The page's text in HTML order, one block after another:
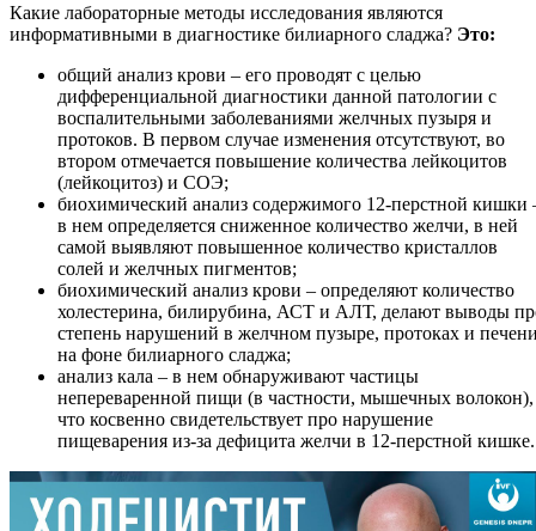
Какие лабораторные методы исследования являются
информативными в диагностике билиарного сладжа? Это:
общий анализ крови – его проводят с целью
дифференциальной диагностики данной патологии с
воспалительными заболеваниями желчных пузыря и
протоков. В первом случае изменения отсутствуют, во
втором отмечается повышение количества лейкоцитов
(лейкоцитоз) и СОЭ;
биохимический анализ содержимого 12-перстной кишки
в нем определяется сниженное количество желчи, в ней
самой выявляют повышенное количество кристаллов
солей и желчных пигментов;
биохимический анализ крови – определяют количество
холестерина, билирубина, АСТ и АЛТ, делают выводы
степень нарушений в желчном пузыре, протоках и
на фоне билиарного сладжа;
анализ кала – в нем обнаруживают частицы
непереваренной пищи (в частности, мышечных волокон),
что косвенно свидетельствует про нарушение
пищеварения из-за дефицита желчи в 12-перстной кишке.